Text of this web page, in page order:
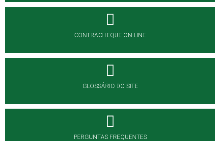
CONTRACHEQUE ON-LINE
GLOSSÁRIO DO SITE
PERGUNTAS FREQUENTES